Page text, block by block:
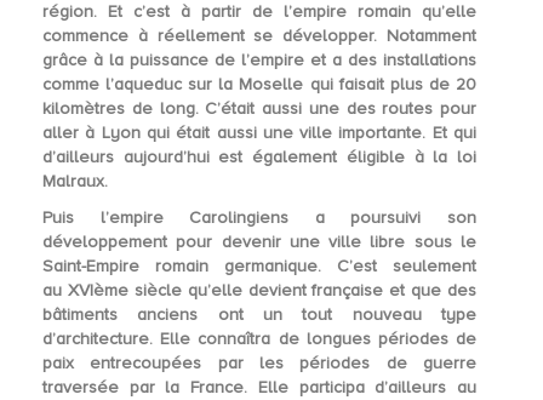
région. Et c’est à partir de l’empire romain qu’elle
commence à réellement se développer. Notamment
grâce à la puissance de l’empire et a des installations
comme l’aqueduc sur la Moselle qui faisait plus de 20
kilomètres de long. C’était aussi une des routes pour
aller à Lyon qui était aussi une ville importante. Et qui
d’ailleurs aujourd’hui est également éligible à la loi
Malraux.
Puis l’empire Carolingiens a poursuivi son
développement pour devenir une ville libre sous le
Saint-Empire romain germanique. C’est seulement
au XVIème sièclequ’elle devient française et que des
bâtiments anciens ont un tout nouveau type
d’architecture. Elle connaîtra de longues périodes de
paix entrecoupées par les périodes de guerre
traversée par la France. Elle participa d’ailleurs au